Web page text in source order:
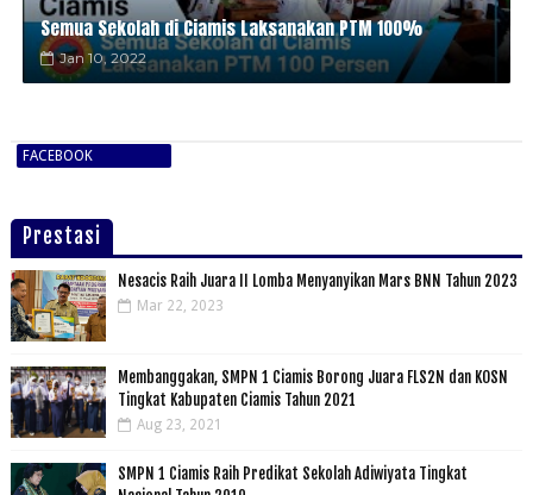
Semua Sekolah di Ciamis Laksanakan PTM 100%
Jan 10, 2022
FACEBOOK
Prestasi
Nesacis Raih Juara II Lomba Menyanyikan Mars BNN Tahun 2023
Mar 22, 2023
Membanggakan, SMPN 1 Ciamis Borong Juara FLS2N dan KOSN
Tingkat Kabupaten Ciamis Tahun 2021
Aug 23, 2021
SMPN 1 Ciamis Raih Predikat Sekolah Adiwiyata Tingkat